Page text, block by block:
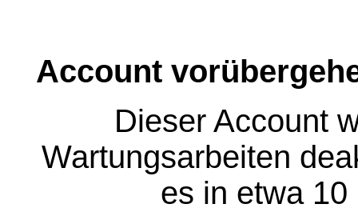
Account
Dieser Account
Wartungsarbeiten
es in etwa